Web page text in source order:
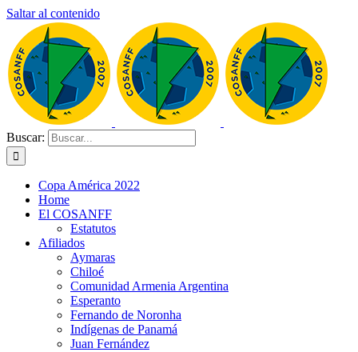
Saltar al contenido
Buscar:
Copa América 2022
Home
El COSANFF
Estatutos
Afiliados
Aymaras
Chiloé
Comunidad Armenia Argentina
Esperanto
Fernando de Noronha
Indígenas de Panamá
Juan Fernández